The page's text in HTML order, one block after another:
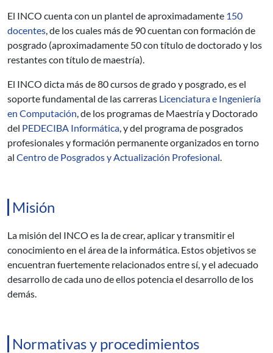
El INCO cuenta con un plantel de aproximadamente 150
docentes , de los cuales más de 90 cuentan con formación de
posgrado (aproximadamente 50 con título de doctorado y los
restantes con título de maestría).
El INCO dicta más de 80 cursos de grado y posgrado, es el
soporte fundamental de las carreras Licenciatura e Ingeniería
en Computación , de los programas de Maestría y Doctorado
del PEDECIBA Informática , y del programa de posgrados
profesionales y formación permanente organizados en torno
al Centro de Posgrados y Actualización Profesional
Misión
La misión del INCO es la de crear, aplicar y transmitir el
conocimiento en el área de la informática. Estos objetivos se
encuentran fuertemente relacionados entre sí, y el adecuado
desarrollo de cada uno de ellos potencia el desarrollo de los
demás.
Normativas y procedimientos